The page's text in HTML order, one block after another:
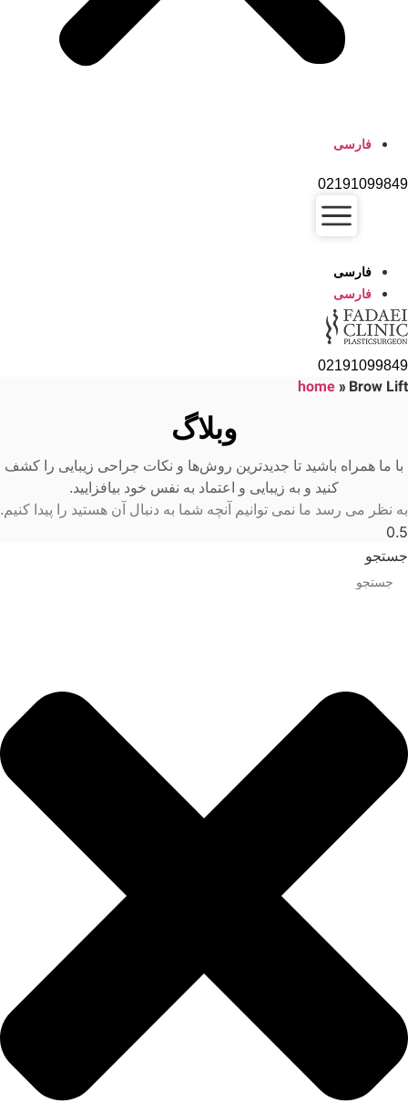
فارسی
02191099849
فارسی
فارسی
02191099849
home» Brow Lift
وبلاگ
با ما همراه باشید تا جدیدترین روش‌ها و نکات جراحی زیبایی را کشف
کنید و به زیبایی و اعتماد به نفس خود بیافزایید.
به نظر می رسد ما نمی توانیم آنچه شما به دنبال آن هستید را پیدا کنیم.
جستجو